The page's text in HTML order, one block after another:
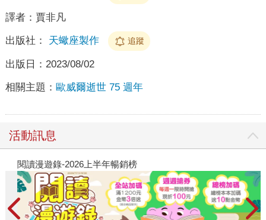
譯者： 賈非凡
出版社： 天蠍座製作 追蹤
出版日： 2023/08/02
相關主題： 歐威爾逝世 75 週年
活動訊息
閱讀漫遊錄-2026上半年暢銷榜